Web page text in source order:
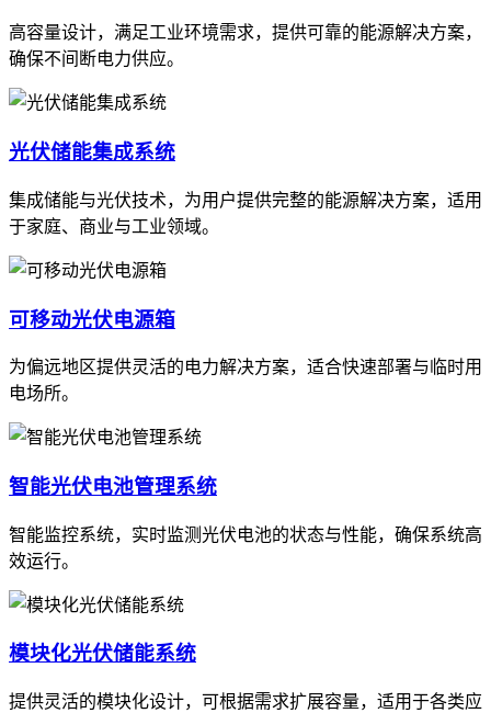
高容量设计，满足工业环境需求，提供可靠的能源解决方案，
确保不间断电力供应。
光伏储能集成系统
集成储能与光伏技术，为用户提供完整的能源解决方案，适用
于家庭、商业与工业领域。
可移动光伏电源箱
为偏远地区提供灵活的电力解决方案，适合快速部署与临时用
电场所。
智能光伏电池管理系统
智能监控系统，实时监测光伏电池的状态与性能，确保系统高
效运行。
模块化光伏储能系统
提供灵活的模块化设计，可根据需求扩展容量，适用于各类应